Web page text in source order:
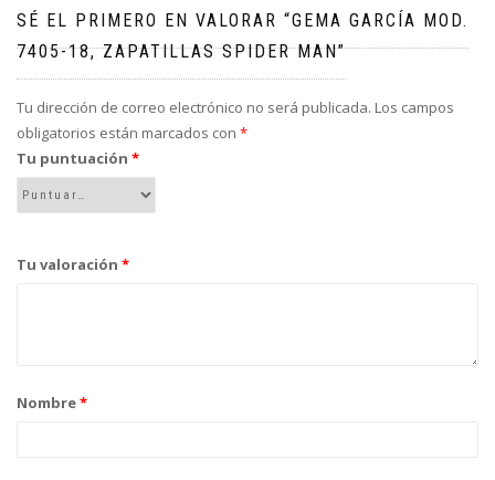
SÉ EL PRIMERO EN VALORAR “GEMA GARCÍA MOD.
7405-18, ZAPATILLAS SPIDER MAN”
Tu dirección de correo electrónico no será publicada. Los campos
obligatorios están marcados con *
Tu puntuación *
Tu valoración *
Nombre*